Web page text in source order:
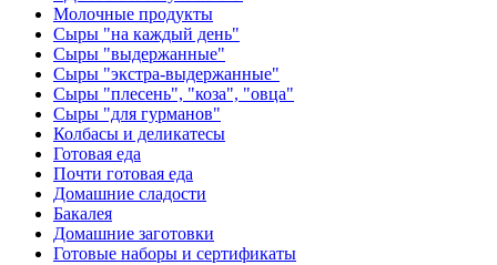
Молочные продукты
Сыры "на каждый день"
Сыры "выдержанные"
Сыры "экстра-выдержанные"
Сыры "плесень", "коза", "овца"
Сыры "для гурманов"
Колбасы и деликатесы
Готовая еда
Почти готовая еда
Домашние сладости
Бакалея
Домашние заготовки
Готовые наборы и сертификаты